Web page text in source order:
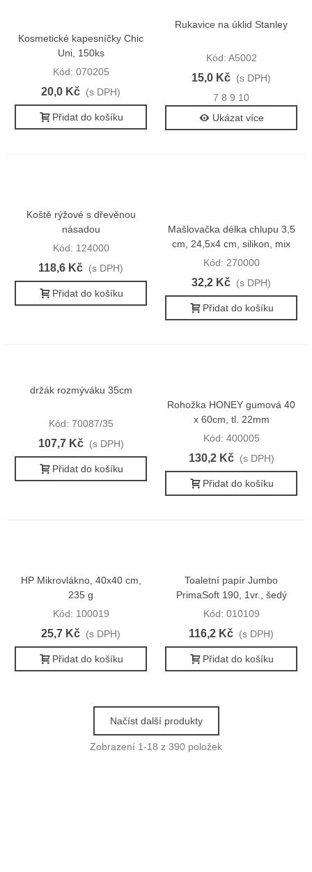
Kosmetické kapesníčky Chic
Uni, 150ks
Kód: 070205
20,0 Kč (s DPH)
Přidat do košíku
Rukavice na úklid Stanley
Kód: A5002
15,0 Kč (s DPH)
7 8 9 10
Ukázat více
Koště rýžové s dřevěnou
násadou
Kód: 124000
118,6 Kč (s DPH)
Přidat do košíku
Mašlovačka délka chlupu 3,5
cm, 24,5x4 cm, silikon, mix
barev
Kód: 270000
32,2 Kč (s DPH)
Přidat do košíku
držák rozmýváku 35cm
Kód: 70087/35
107,7 Kč (s DPH)
Přidat do košíku
Rohožka HONEY gumová 40
x 60cm, tl. 22mm
Kód: 400005
130,2 Kč (s DPH)
Přidat do košíku
HP Mikrovlákno, 40x40 cm,
235 g
Kód: 100019
25,7 Kč (s DPH)
Přidat do košíku
Toaletní papír Jumbo
PrimaSoft 190, 1vr., šedý
Kód: 010109
116,2 Kč (s DPH)
Přidat do košíku
Načíst další produkty
Zobrazení 1-18 z 390 položek